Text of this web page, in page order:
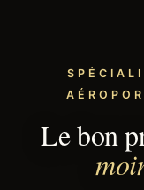
Le bon